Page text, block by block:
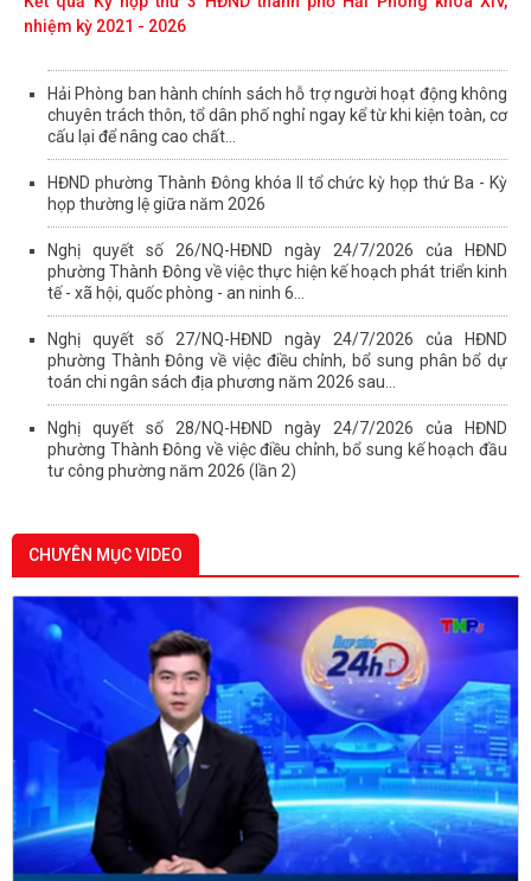
nhiệm kỳ 2021 - 2026
Hải Phòng ban hành chính sách hỗ trợ người hoạt động không
chuyên trách thôn, tổ dân phố nghỉ ngay kể từ khi kiện toàn, cơ
cấu lại để nâng cao chất...
HĐND phường Thành Đông khóa II tổ chức kỳ họp thứ Ba - Kỳ
họp thường lệ giữa năm 2026
Nghị quyết số 26/NQ-HĐND ngày 24/7/2026 của HĐND
phường Thành Đông về việc thực hiện kế hoạch phát triển kinh
tế - xã hội, quốc phòng - an ninh 6...
Nghị quyết số 27/NQ-HĐND ngày 24/7/2026 của HĐND
phường Thành Đông về việc điều chỉnh, bổ sung phân bổ dự
toán chi ngân sách địa phương năm 2026 sau...
Nghị quyết số 28/NQ-HĐND ngày 24/7/2026 của HĐND
phường Thành Đông về việc điều chỉnh, bổ sung kế hoạch đầu
tư công phường năm 2026 (lần 2)
CHUYÊN MỤC VIDEO